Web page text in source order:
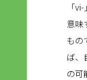
「
意味
もの
ば、
の可